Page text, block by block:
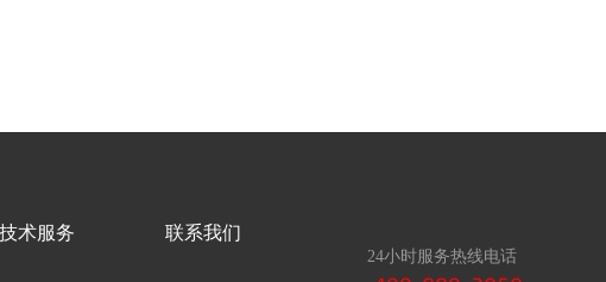
技术服务 联系我们
24小时服务热线电话